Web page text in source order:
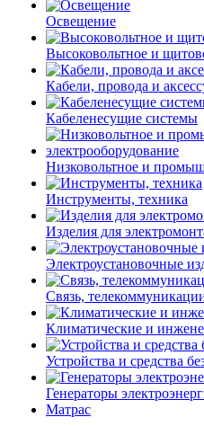
Освещение
Высоковольтное и
Кабели, провода и
Кабеленесущие системы
Низковольтное и
Инструменты, техника
Изделия для
Электроустановочные
Связь,
Климатические и
Устройства и средства
Генераторы
Матрас